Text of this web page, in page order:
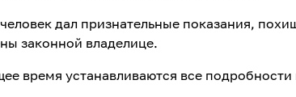
дал признательные показания,
законной владелице.
время устанавливаются все